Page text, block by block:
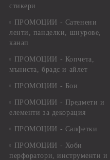
стикери
ПРОМОЦИИ - Сатенени
ленти, панделки, шнурове,
канап
ПРОМОЦИИ - Копчета,
мъниста, брадс и айлет
ПРОМОЦИИ - Бои
ПРОМОЦИИ - Предмети и
елементи за декорация
ПРОМОЦИИ - Салфетки
ПРОМОЦИИ - Хоби
перфоратори, инструменти и